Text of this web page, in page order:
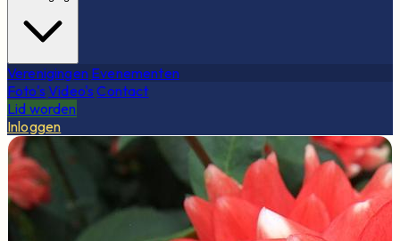
Verenigingen Evenementen
Foto's Video's Contact
Lid worden
Inloggen